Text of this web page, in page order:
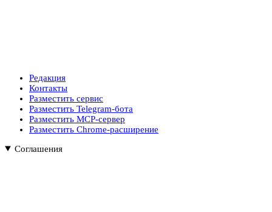
Редакция
Контакты
Разместить сервис
Разместить Telegram-бота
Разместить MCP-сервер
Разместить Chrome-расширение
Соглашения